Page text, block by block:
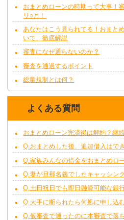
おまとめローンの時期って大事！
リ○月！
あなたはこう見られてる！おまと
いて、徹底解説
審査になぜ通らないのか？
審査を通過するポイント
総量規制とは何？
よくある質問
おまとめローン完済後は解約？継
Q.おまとめした後、追加借入はで
Q.家族みんなの借金をおまとめロ
Q.妻が旦那名義でしたキャッシン
Q.土日祝日でも即日融資可能な銀
Q.大手に断られたら何処に申し込
Q.仮審査で通ったのに本審査で落